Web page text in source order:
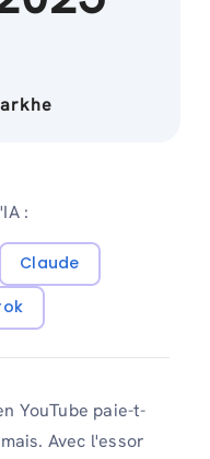
:
Claude
YouTube paie-t-
Avec l'essor